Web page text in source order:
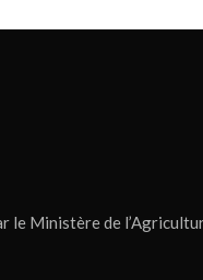
le Ministère de